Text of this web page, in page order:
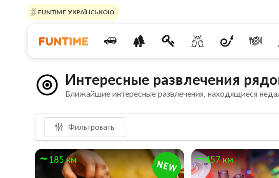
FUNTIME УКРАЇНСЬКОЮ
Интересные развлечения
Ближайшие интересные развлечения, находящиеся
Фильтровать
185 км 457 км